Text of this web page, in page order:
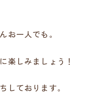
お一人でも。
楽しみましょう！
しております。